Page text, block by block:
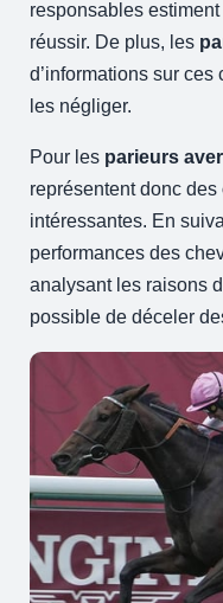
responsables
réussir. De plus, les
d’informations sur
les négliger.
Pour les parieurs
représentent donc des
intéressantes. En
performances des
analysant les raisons
possible de déceler